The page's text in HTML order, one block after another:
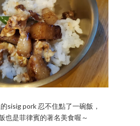
sisig pork 忍不住點了一碗飯，
也是菲律賓的著名美食喔～